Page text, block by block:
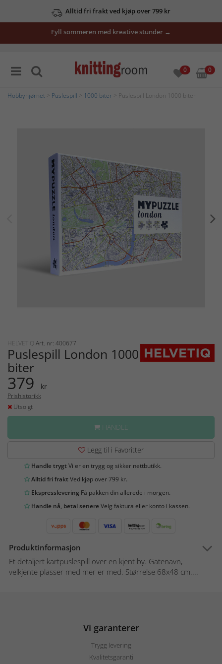
Alltid fri frakt ved kjøp over 799 kr
Fyll sommeren med kreative stunder →
0 0
Hobbyhjørnet Puslespill 1000 biter > Puslespill London 1000 biter
HELVETIQ Art. nr: 400677
Puslespill London 1000
biter
379 kr
Prishistorikk
Utsolgt
HANDLE
Legg til i Favoritter
Handle trygtVi er en trygg og sikker nettbutikk.
Alltid fri fraktVed kjøp over 799 kr.
Ekspresslevering Få pakken din allerede i morgen.
Handle nå, betal senereVelg faktura eller konto i kassen.
Produktinformasjon
Et detaljert kartpuslespill over en kjent by. Gatenavn,
velkjente plasser med mer er med. Størrelse 68x48 cm....
Vi garanterer
Trygg levering
Kvalitetsgaranti